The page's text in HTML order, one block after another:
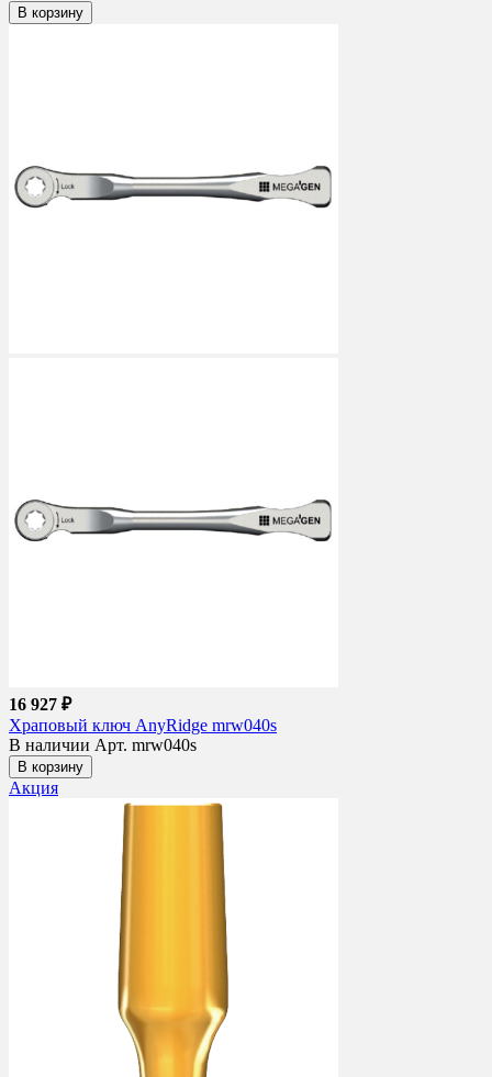
В корзину
16 927 ₽
Храповый ключ AnyRidge mrw040s
В наличии Арт. mrw040s
В корзину
Акция